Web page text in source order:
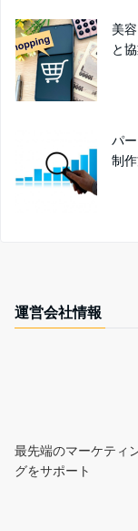
美
と
パ
制
運営会社情報
最先端のマーケティ
グをサポート